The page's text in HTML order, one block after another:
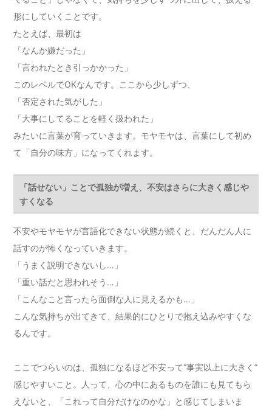
形にしていくことです。
たとえば、最初は
「なんか嫌だった」
「言われたとき引っかかった」
このレベルでOKなんです。ここから少しずつ、
「否定された気がした」
「大事にしてることを軽く扱われた」
みたいに言葉が育っていきます。モヤモヤは、言葉にして初め
て「自分の味方」になってくれます。
「話せない」ことで孤独が増え、不安はさらに大きく感じや
すくなる
不安やモヤモヤが言語化できない状態が続くと、だんだん人に
話すのが怖くなっていきます。
「うまく説明できないし…」
「重い話だと思われそう…」
「こんなこと言ったら面倒な人に見えるかも…」
こんな気持ちが出てきて、結果的にひとりで抱え込みやすくな
るんです。
ここでつらいのは、孤独になるほど不安って“事実以上に大きく”
感じやすいこと。人って、心の中にあるものを誰にも見てもら
えないと、「これって自分だけなのかな」と感じてしまいま